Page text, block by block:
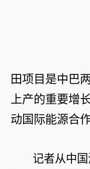
田项目是中巴
上产的重要增
动国际能源合
记者从中国